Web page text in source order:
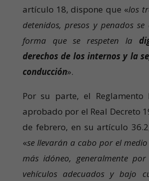
artículo 18, dispone que «los
detenidos, presos y penados
forma que se respeten la
derechos de los internos y la
conducción».
Por su parte, el Reglamento
aprobado por el Real Decreto
de febrero, en su artículo
«se llevarán a cabo por el
más idóneo, generalmente
vehículos adecuados y bajo